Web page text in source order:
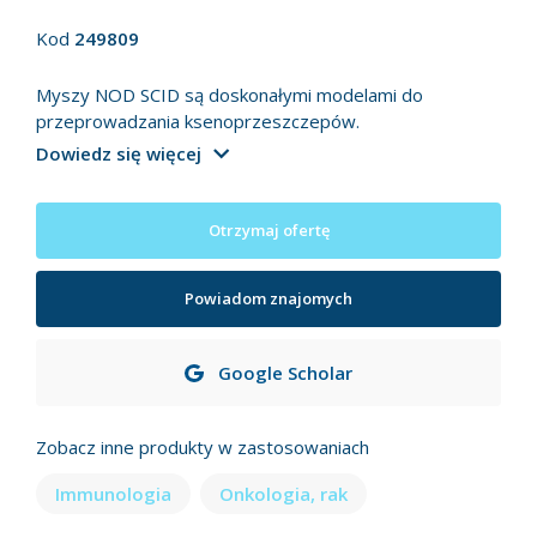
Kod 249809
Myszy NOD SCID są doskonałymi modelami do
przeprowadzania ksenoprzeszczepów.
Dowiedz się więcej
Otrzymaj ofertę
Powiadom znajomych
Google Scholar
Zobacz inne produkty w zastosowaniach
Immunologia
Onkologia, rak